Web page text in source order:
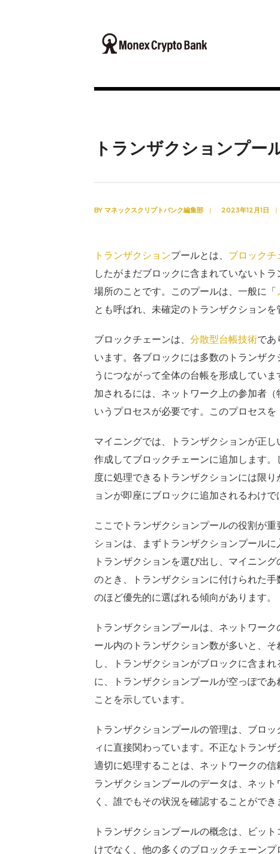
トランザクションプー
BY マネックスクリプトバンク編集部 | 2023年12月1日 |
トランザクションプールとは、 ブロックチ
したがまだブロックに含まれていないト
場所のことです。このプールは、一般に「
とも呼ばれ、未確定のトランザクションを
ブロックチェーンは、 分散型台帳技術であ
います。各ブロックには多数のトランザ
うにつながって全体の台帳を形成してい
加されるには、ネットワーク上の参加者（
いうプロセスが必要です。このプロセスを
マイニングでは、トランザクションが正
作成してブロックチェーンに追加します
度に処理できるトランザクションには限
ョンが即座にブロックに追加されるわけで
ここでトランザクションプールの役割が
ションは、まずトランザクションプール
トランザクションを選び出し、マイニン
のとき、トランザクションに付けられた
のほど優先的に選ばれる傾向があります。
トランザクションプールは、ネットワー
ール内のトランザクション数が多いと、
し、トランザクションがブロックに含ま
に、トランザクションプールが空っぽで
ことを示しています。
トランザクションプールの管理は、ブロ
ィに直接関わっています。不正なトラン
適切に処理することは、ネットワークの
ランザクションプールのデータは、ネッ
く、誰でもその状況を確認することができ
トランザクションプールの概念は、ビッ
けでなく、他の多くのブロックチェーン